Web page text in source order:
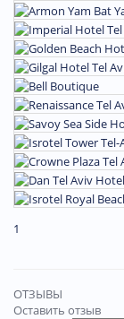
1
ОТЗЫВЫ
Оставить отзыв